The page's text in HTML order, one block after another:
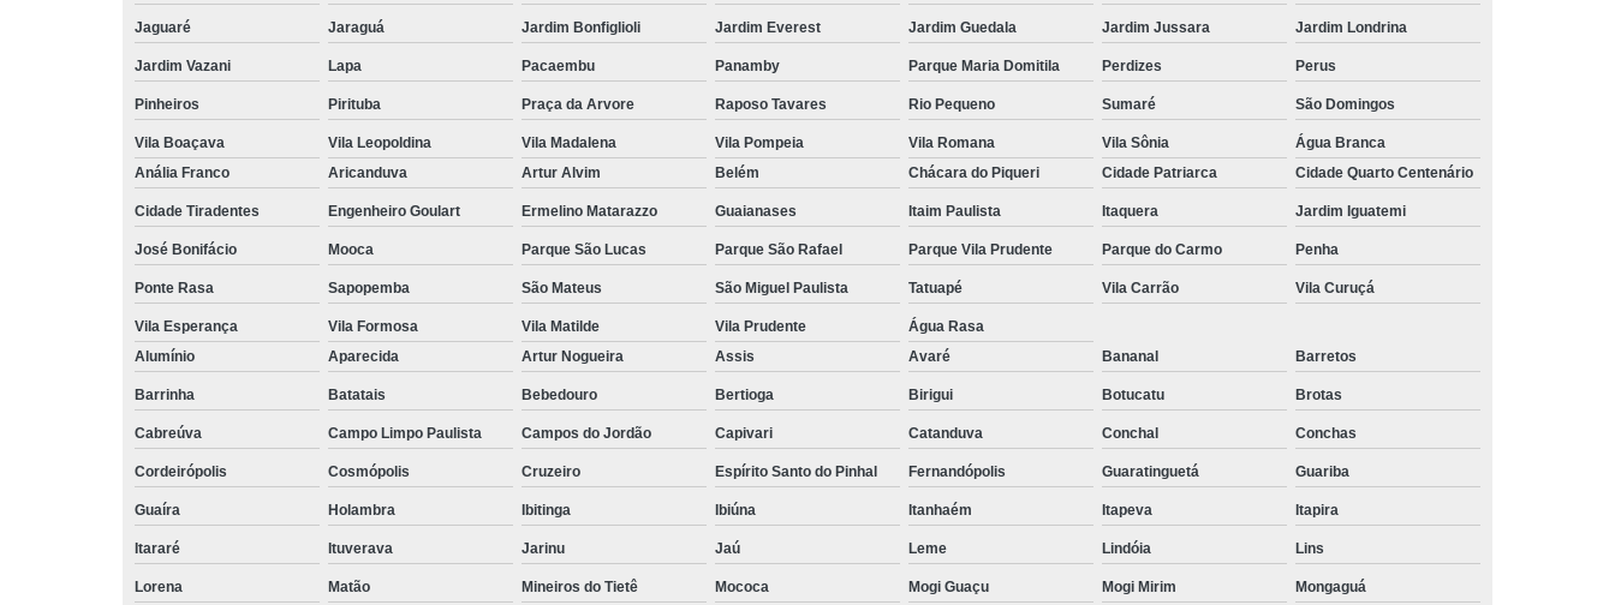
Jaguaré Jaraguá Jardim Bonfiglioli Jardim Everest Jardim Guedala Jardim Jussara Jardim Londrina
Jardim Vazani Lapa Pacaembu Panamby Parque Maria Domitila Perdizes Perus
Pinheiros Pirituba Praça da Arvore Raposo Tavares Rio Pequeno Sumaré São Domingos
Vila Boaçava Vila Leopoldina Vila Madalena Vila Pompeia Vila Romana Vila Sônia
Água Branca
Anália Franco
Aricanduva Artur Alvim Belém Chácara do Piqueri Cidade Patriarca Cidade Quarto Centenário
Cidade Tiradentes Engenheiro Goulart Ermelino Matarazzo Guaianases Itaim Paulista Itaquera Jardim Iguatemi
José Bonifácio Mooca Parque São Lucas Parque São Rafael Parque Vila Prudente Parque do Carmo Penha
Ponte Rasa Sapopemba São Mateus São Miguel Paulista Tatuapé Vila Carrão Vila Curuçá
Vila Esperança Vila Formosa Vila Matilde Vila Prudente
Água Rasa
Alumínio
Aparecida Artur Nogueira Assis Avaré Bananal Barretos
Barrinha Batatais Bebedouro Bertioga Birigui Botucatu Brotas
Cabreúva Campo Limpo Paulista Campos do Jordão Capivari Catanduva Conchal Conchas
Cordeirópolis Cosmópolis Cruzeiro Espírito Santo do Pinhal Fernandópolis Guaratinguetá Guariba
Guaíra Holambra Ibitinga Ibiúna Itanhaém Itapeva Itapira
Itararé Ituverava Jarinu Jaú Leme Lindóia Lins
Lorena Matão Mineiros do Tietê Mococa Mogi Guaçu Mogi Mirim Mongaguá